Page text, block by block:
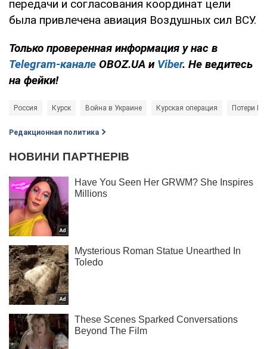
передачи и согласования координат цели
была привлечена авиация Воздушных сил ВСУ.
Только проверенная информация у нас в
Telegram-канале OBOZ.UA и Viber. Не ведитесь
на фейки!
Россия Курск Война в Украине Курская операция Потери
Редакционная политика